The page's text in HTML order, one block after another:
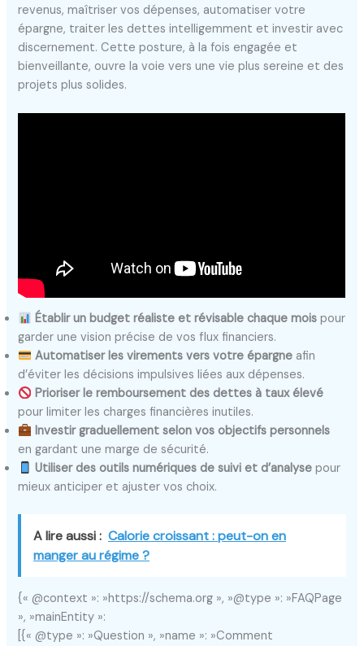
revenus, maîtriser vos dépenses, automatiser votre
épargne, traiter les dettes intelligemment et investir avec
discernement. Cette posture, à la fois engagée et
bienveillante, ouvre la voie vers une vie plus sereine et des
projets plus solides.
Établir un budget réaliste et révisable chaque mois pour
garder une vision précise de vos flux financiers.
Automatiser les virements vers votre épargne afin
d’éviter les décisions impulsives liées aux dépenses.
Prioriser le remboursement des dettes à taux élevé
pour limiter les charges financières inutiles.
Investir graduellement selon vos objectifs personnels
en gardant une marge de sécurité.
Utiliser des outils numériques de suivi et d’analyse pour
mieux anticiper et ajuster vos choix.
A lire aussi : Calorie croissant : peut-on en
manger au régime ?
{« @context »: »https://schema.org », »@type »: »FAQPage
», »mainEntity »:
[{« @type »: »Question », »name »: »Comment